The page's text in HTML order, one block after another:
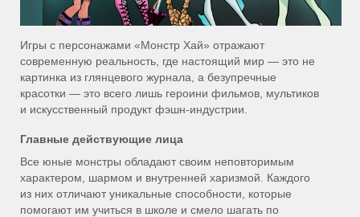
Игры с персонажами «Монстр Хай» отражают
современную реальность, где настоящий мир — это не
картинка из глянцевого журнала, а безупречные
красотки — это всего лишь героини фильмов, мультиков
и искусственный продукт фэшн-индустрии.
Главные действующие лица
Все юные монстры обладают своим неповторимым
характером, шармом и внутренней харизмой. Каждого
из них отличают уникальные способности, которые
помогают им учиться в школе и смело шагать по